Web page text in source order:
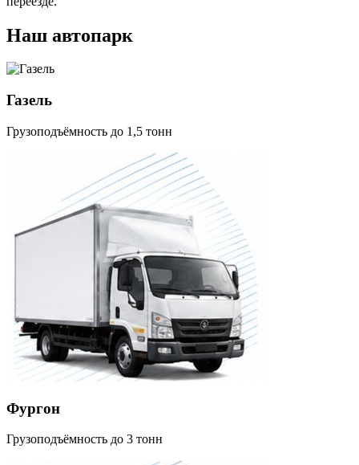
Наш автопарк
Газель
Грузоподъёмность до 1,5 тонн
Фургон
Грузоподъёмность до 3 тонн